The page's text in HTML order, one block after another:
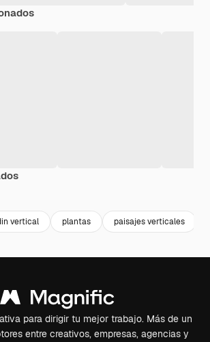
vertical plantas paisajes verticales
para dirigir tu mejor trabajo. Más de un
entre creativos, empresas, agencias y